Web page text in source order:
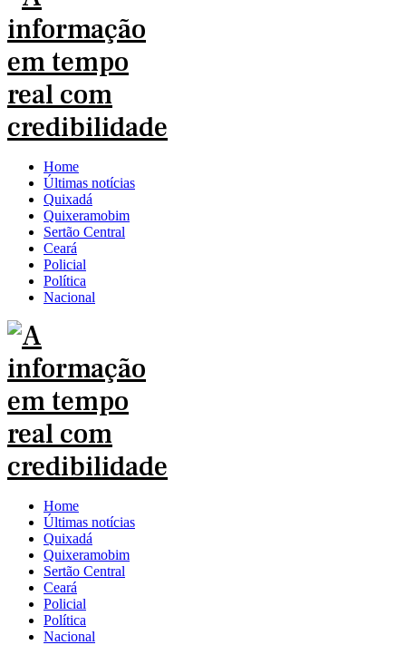
Home
Últimas notícias
Quixadá
Quixeramobim
Sertão Central
Ceará
Policial
Política
Nacional
Home
Últimas notícias
Quixadá
Quixeramobim
Sertão Central
Ceará
Policial
Política
Nacional